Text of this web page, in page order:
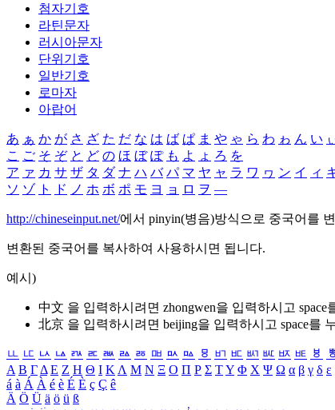
첨자기호
라틴문자
러시아문자
단위기호
일반기호
로마자
아랍어
あ ぁ か が さ ざ た だ な は ば ぱ ま や ゃ ら わ ゎ ん い
こ ご そ ぞ と ど の ほ ぼ ぽ も よ ょ ろ を
ア ァ カ サ ザ タ ダ ナ ハ バ パ マ ヤ ャ ラ ワ ヮ ン イ ィ
ソ ゾ ト ド ノ ホ ボ ポ モ ヨ ョ ロ ヲ ―
http://chineseinput.net/에서 pinyin(병음)방식으로 중국어를
변환된 중국어를 복사하여 사용하시면 됩니다.
예시)
中文 을 입력하시려면 zhongwen을 입력하시고 space
北京 을 입력하시려면 beijing을 입력하시고 space를
ㅥ ㅦ ㅧ ㅨ ㅩ ㅪ ㅫ ㅬ ㅭ ㅮ ㅯ ㅰ ㅱ ㅲ ㅳ ㅴ ㅵ ㅶ ㅷ ㅸ ㅹ
Α Β ΓΔ Ε Ζ Η Θ Ι ΚΛ Μ Ν Ξ Ο Π Ρ Σ ΤΥ Φ Χ Ψ Ω α β γ δ ε
á à Á À é è É È ç Ç ê
Ä Ö Ü ä ö ü ß